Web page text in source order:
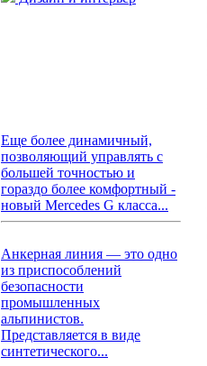
Еще более динамичный,
позволяющий управлять с
большей точностью и
гораздо более комфортный -
новый Mercedes G класса...
Анкерная линия — это одно
из приспособлений
безопасности
промышленных
альпинистов.
Представляется в виде
синтетического...